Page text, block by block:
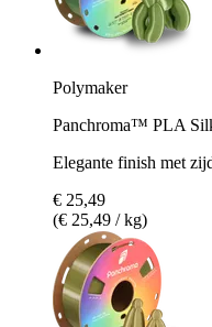
Polymaker
Panchroma™ PLA
Elegante finish met
€ 25,49
(€ 25,49 / kg)